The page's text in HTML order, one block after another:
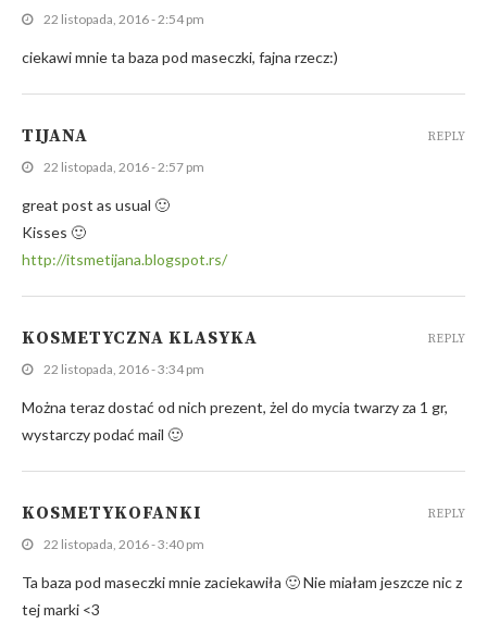
22 listopada, 2016 - 2:54 pm
ciekawi mnie ta baza pod maseczki, fajna rzecz:)
TIJANA
22 listopada, 2016 - 2:57 pm
great post as usual 🙂
Kisses 🙂
http://itsmetijana.blogspot.rs/
REPLY
KOSMETYCZNA KLASYKA
22 listopada, 2016 - 3:34 pm
Można teraz dostać od nich prezent, żel do mycia twarzy za 1 gr,
wystarczy podać mail 🙂
REPLY
KOSMETYKOFANKI
22 listopada, 2016 - 3:40 pm
Ta baza pod maseczki mnie zaciekawiła 🙂 Nie miałam jeszcze nic z
tej marki <3
REPLY